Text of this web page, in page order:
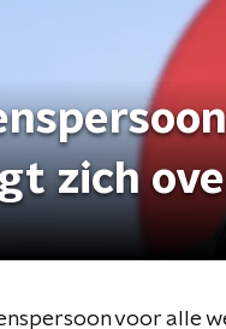
zich
voor alle